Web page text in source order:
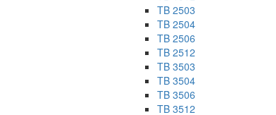
TB 2503
TB 2504
TB 2506
TB 2512
TB 3503
TB 3504
TB 3506
TB 3512